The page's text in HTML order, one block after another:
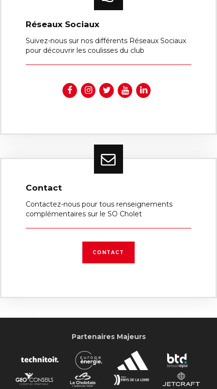
Réseaux Sociaux
Suivez-nous sur nos différents Réseaux Sociaux
pour découvrir les coulisses du club
Contact
Contactez-nous pour tous renseignements
complémentaires sur le SO Cholet
CONTACT
Partenaires Majeurs